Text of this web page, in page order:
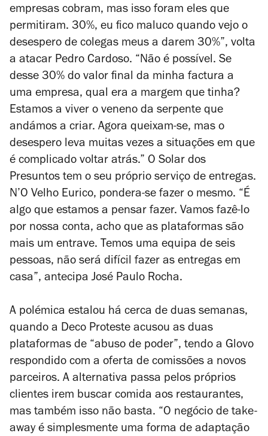
empresas cobram, mas isso foram eles que
permitiram. 30%, eu fico maluco quando vejo o
desespero de colegas meus a darem 30%”, volta
a atacar Pedro Cardoso. “Não é possível. Se
desse 30% do valor final da minha factura a
uma empresa, qual era a margem que tinha?
Estamos a viver o veneno da serpente que
andámos a criar. Agora queixam-se, mas o
desespero leva muitas vezes a situações em que
é complicado voltar atrás.” O Solar dos
Presuntos tem o seu próprio serviço de entregas.
N’O Velho Eurico, pondera-se fazer o mesmo. “É
algo que estamos a pensar fazer. Vamos fazê-lo
por nossa conta, acho que as plataformas são
mais um entrave. Temos uma equipa de seis
pessoas, não será difícil fazer as entregas em
casa”, antecipa José Paulo Rocha.
A polémica estalou há cerca de duas semanas,
quando a Deco Proteste acusou as duas
plataformas de “abuso de poder”, tendo a Glovo
respondido com a oferta de comissões a novos
parceiros. A alternativa passa pelos próprios
clientes irem buscar comida aos restaurantes,
mas também isso não basta. “O negócio de take-
away é simplesmente uma forma de adaptação